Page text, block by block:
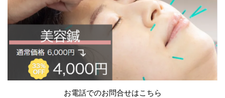
お電話でのお問合せはこちら